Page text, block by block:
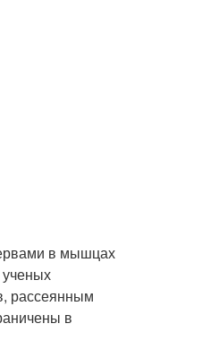
в мышцах
ученых
рассеянным
в